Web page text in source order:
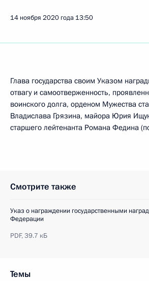
14 ноября 2020 года 13:50
Глава государства своим Указом
отвагу и самоотверженность,
воинского долга, орденом Мужества
Владислава Грязина, майора Юрия
старшего лейтенанта Романа Федина
Смотрите также
Указ о награждении государственными
Федерации
PDF,39.7 кБ
Темы